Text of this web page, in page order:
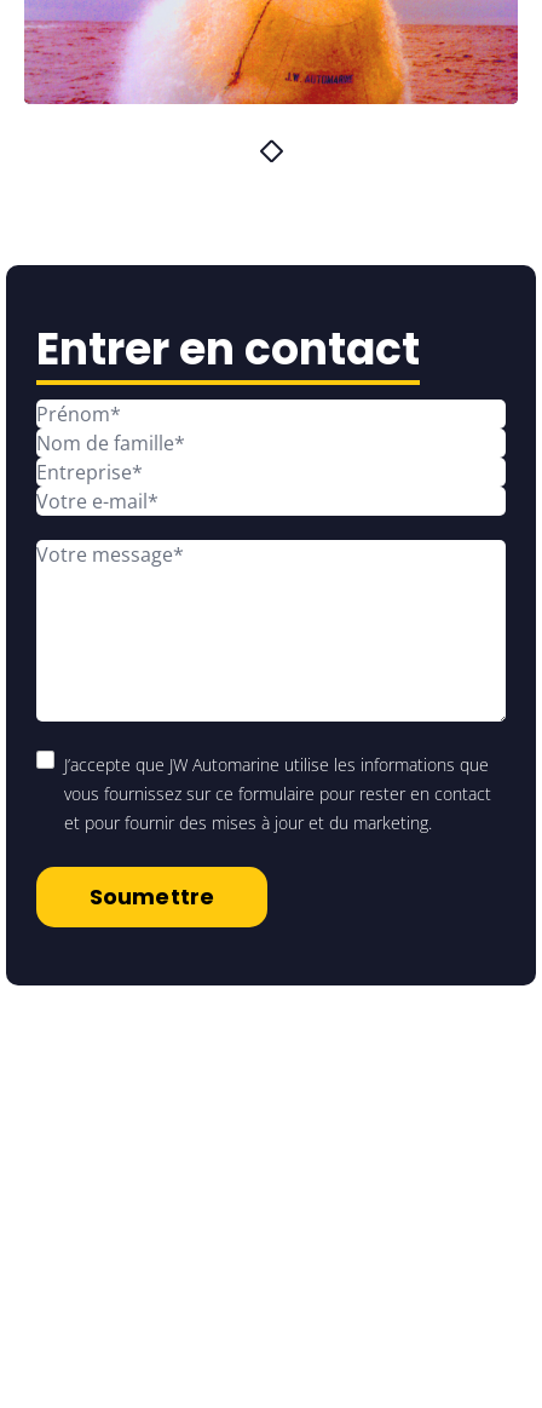
Entrer en contact
J’accepte que JW Automarine utilise les informations que
vous fournissez sur ce formulaire pour rester en contact
et pour fournir des mises à jour et du marketing.